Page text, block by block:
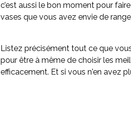
c’est aussi le bon moment pour
vases que vous avez envie de ranger
Listez précisément tout ce que
pour être à même de choisir les
efficacement. Et si vous n'en avez